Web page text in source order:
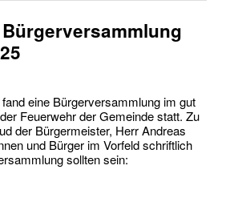
eine Bürgerversammlung im gut
Feuerwehr der Gemeinde statt. Zu
der Bürgermeister, Herr Andreas
und Bürger im Vorfeld schriftlich
sollten sein: